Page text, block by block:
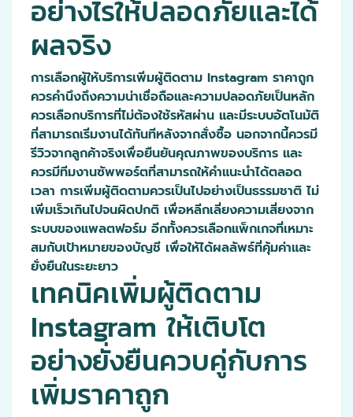
อย่างไรให้ปลอดภัยและได้
ผลจริง
การเลือกผู้ให้บริการเพิ่มผู้ติดตาม Instagram ราคาถูก
ควรคำนึงถึงความน่าเชื่อถือและความปลอดภัยเป็นหลัก
ควรเลือกบริการที่ไม่ต้องใช้รหัสผ่าน และมีระบบอัตโนมัติ
ที่สามารถเริ่มงานได้ทันทีหลังจากสั่งซื้อ นอกจากนี้ควรมี
รีวิวจากลูกค้าจริงเพื่อยืนยันคุณภาพของบริการ และ
ควรมีทีมงานซัพพอร์ตที่สามารถให้คำแนะนำได้ตลอด
เวลา การเพิ่มผู้ติดตามควรเป็นไปอย่างเป็นธรรมชาติ ไม่
เพิ่มเร็วเกินไปจนผิดปกติ เพื่อหลีกเลี่ยงความเสี่ยงจาก
ระบบของแพลตฟอร์ม อีกทั้งควรเลือกแพ็กเกจที่เหมาะ
สมกับเป้าหมายของบัญชี เพื่อให้ได้ผลลัพธ์ที่คุ้มค่าและ
ยั่งยืนในระยะยาว
เทคนิคเพิ่มผู้ติดตาม
Instagram ให้เติบโต
อย่างยั่งยืนควบคู่กับการ
เพิ่มราคาถูก